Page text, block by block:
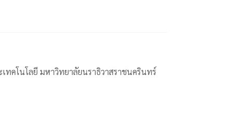
คโนโลยี มหาวิทยาลัยนราธิวาสราชนครินทร์